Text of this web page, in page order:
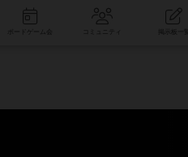
コミュニティ